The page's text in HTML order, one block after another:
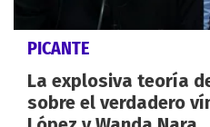
PICANTE
La explosiva teoría
sobre el verdadero